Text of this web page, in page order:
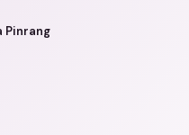
Pinrang